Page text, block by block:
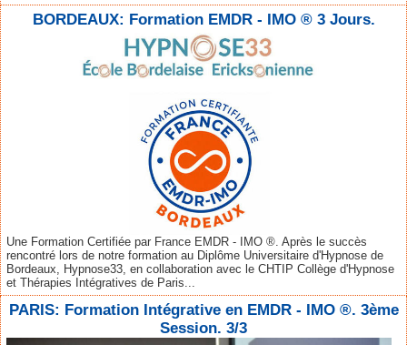
BORDEAUX: Formation EMDR - IMO ® 3 Jours.
Une Formation Certifiée par France EMDR - IMO ®. Après le succès
rencontré lors de notre formation au Diplôme Universitaire d'Hypnose de
Bordeaux, Hypnose33, en collaboration avec le CHTIP Collège d'Hypnose
et Thérapies Intégratives de Paris...
PARIS: Formation Intégrative en EMDR - IMO ®. 3ème
Session. 3/3